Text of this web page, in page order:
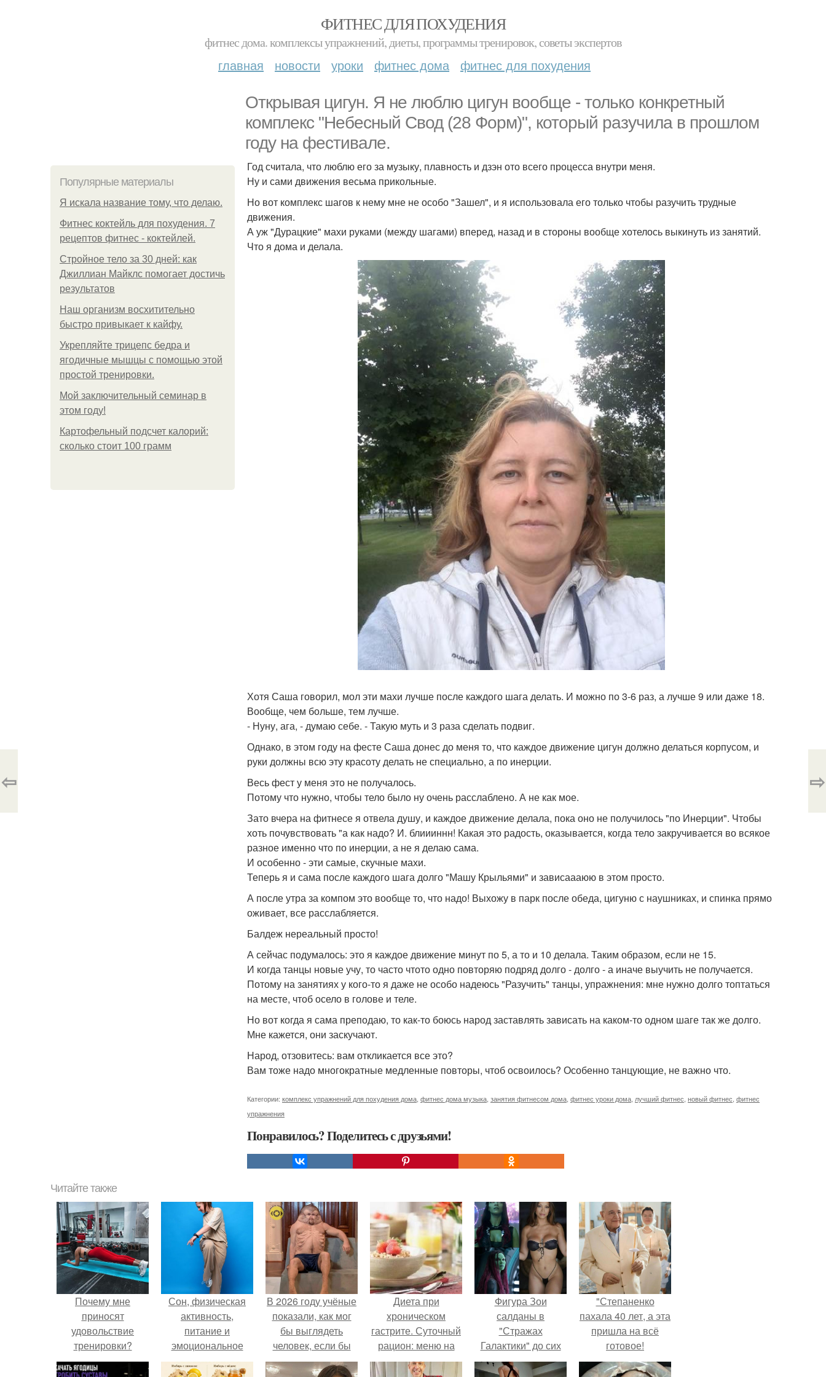
ФИТНЕС ДЛЯ ПОХУДЕНИЯ
фитнес дома. комплексы упражнений, диеты, программы тренировок, советы экспертов
главная новости уроки фитнес дома фитнес для похудения
Открывая цигун. Я не люблю цигун вообще - только конкретный
комплекс "Небесный Свод (28 Форм)", который разучила в прошлом
году на фестивале.
Популярные материалы
Я искала название тому, что делаю.
Фитнес коктейль для похудения. 7
рецептов фитнес - коктейлей.
Стройное тело за 30 дней: как
Джиллиан Майклс помогает достичь
результатов
Наш организм восхитительно
быстро привыкает к кайфу.
Укрепляйте трицепс бедра и
ягодичные мышцы с помощью этой
простой тренировки.
Мой заключительный семинар в
этом году!
Картофельный подсчет калорий:
сколько стоит 100 грамм
Год считала, что люблю его за музыку, плавность и дзэн ото всего процесса внутри меня.
Ну и сами движения весьма прикольные.
Но вот комплекс шагов к нему мне не особо "Зашел", и я использовала его только чтобы разучить трудные
движения.
А уж "Дурацкие" махи руками (между шагами) вперед, назад и в стороны вообще хотелось выкинуть из занятий.
Что я дома и делала.
Хотя Саша говорил, мол эти махи лучше после каждого шага делать. И можно по 3-6 раз, а лучше 9 или даже 18.
Вообще, чем больше, тем лучше.
- Нуну, ага, - думаю себе. - Такую муть и 3 раза сделать подвиг.
Однако, в этом году на фесте Саша донес до меня то, что каждое движение цигун должно делаться корпусом, и
руки должны всю эту красоту делать не специально, а по инерции.
Весь фест у меня это не получалось.
Потому что нужно, чтобы тело было ну очень расслаблено. А не как мое.
Зато вчера на фитнесе я отвела душу, и каждое движение делала, пока оно не получилось "по Инерции". Чтобы
хоть почувствовать "а как надо? И. блиииннн! Какая это радость, оказывается, когда тело закручивается во всякое
разное именно что по инерции, а не я делаю сама.
И особенно - эти самые, скучные махи.
Теперь я и сама после каждого шага долго "Машу Крыльями" и зависаааюю в этом просто.
А после утра за компом это вообще то, что надо! Выхожу в парк после обеда, цигуню с наушниках, и спинка прямо
оживает, все расслабляется.
Балдеж нереальный просто!
А сейчас подумалось: это я каждое движение минут по 5, а то и 10 делала. Таким образом, если не 15.
И когда танцы новые учу, то часто чтото одно повторяю подряд долго - долго - а иначе выучить не получается.
Потому на занятиях у кого-то я даже не особо надеюсь "Разучить" танцы, упражнения: мне нужно долго топтаться
на месте, чтоб осело в голове и теле.
Но вот когда я сама преподаю, то как-то боюсь народ заставлять зависать на каком-то одном шаге так же долго.
Мне кажется, они заскучают.
Народ, отзовитесь: вам откликается все это?
Вам тоже надо многократные медленные повторы, чтоб освоилось? Особенно танцующие, не важно что.
Категории: комплекс упражнений для похудения дома фитнес дома музыка занятия фитнесом дома фитнес уроки дома лучший фитнес новый фитнес фитнес
упражнения
Понравилось? Поделитесь с друзьями!
⇦ ⇨
Читайте также
Почему мне
приносят
удовольствие
тренировки?
Сон, физическая
активность,
питание и
эмоциональное
состояние!
В 2026 году учёные
показали, как мог
бы выглядеть
человек, если бы
его тело
Диета при
хроническом
гастрите. Суточный
рацион: меню на
неделю
Фигура Зои
салданы в
"Стражах
Галактики" до сих
пор вызывает
"Степаненко
пахала 40 лет, а эта
пришла на всё
готовое!